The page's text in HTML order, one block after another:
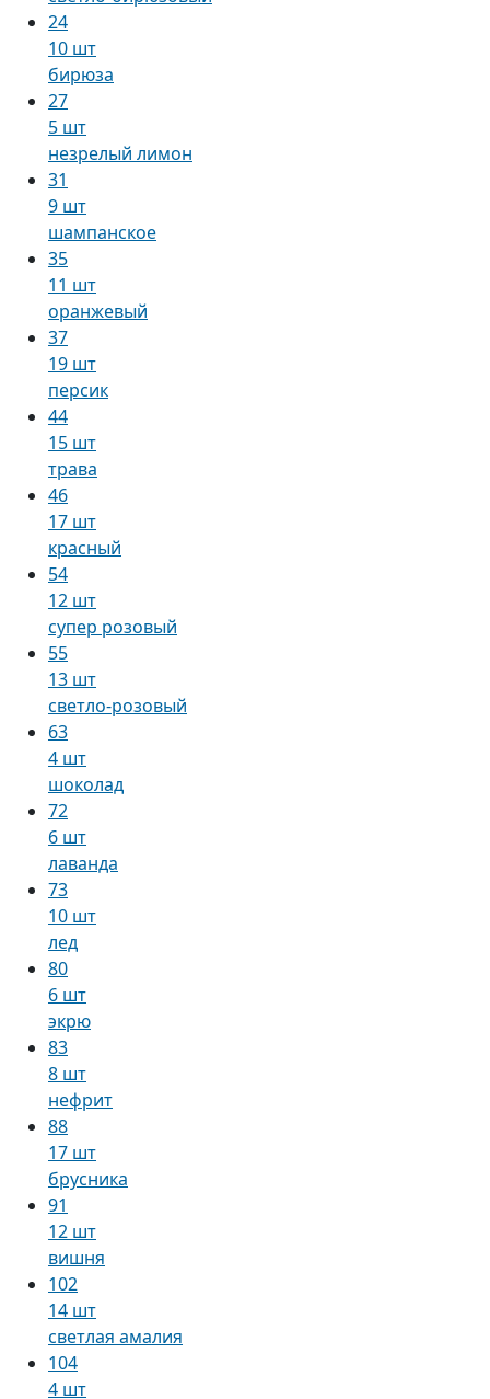
24
10 шт
бирюза
27
5 шт
незрелый лимон
31
9 шт
шампанское
35
11 шт
оранжевый
37
19 шт
персик
44
15 шт
трава
46
17 шт
красный
54
12 шт
супер розовый
55
13 шт
светло-розовый
63
4 шт
шоколад
72
6 шт
лаванда
73
10 шт
лед
80
6 шт
экрю
83
8 шт
нефрит
88
17 шт
брусника
91
12 шт
вишня
102
14 шт
светлая амалия
104
4 шт